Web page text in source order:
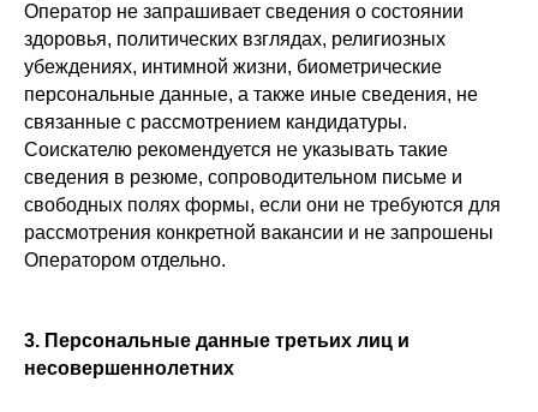
Оператор не запрашивает сведения о состоянии
здоровья, политических взглядах, религиозных
убеждениях, интимной жизни, биометрические
персональные данные, а также иные сведения, не
связанные с рассмотрением кандидатуры.
Соискателю рекомендуется не указывать такие
сведения в резюме, сопроводительном письме и
свободных полях формы, если они не требуются для
рассмотрения конкретной вакансии и не запрошены
Оператором отдельно.
3. Персональные данные третьих лиц и
несовершеннолетних